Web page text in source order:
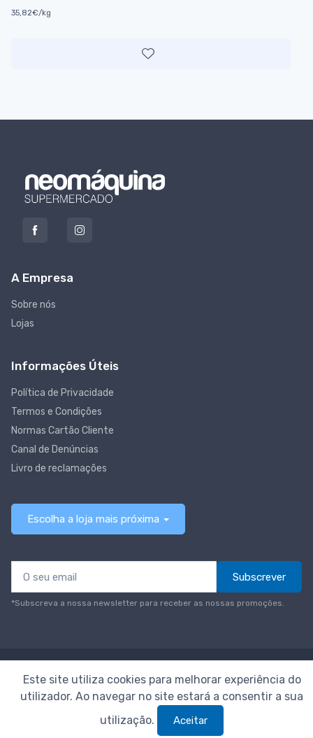
35,82€/kg
A Empresa
Sobre nós
Lojas
Informações Úteis
Política de Privacidade
Termos e Condições
Normas Cartão Cliente
Canal de Denúncias
Livro de reclamações
Escolha a loja mais próxima
Subscrever
*Subscreva a nossa newsletter para receber as nossas promoções.
© Todos os direitos reservadosNeomáquina
Este site utiliza cookies para melhorar experiência do
utilizador. Ao navegar no site estará a consentir a sua
utilização.
Aceitar